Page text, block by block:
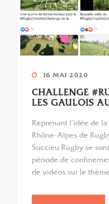
16 MAI 2020
CHALLENGE
LES GAULOIS
Reprenant l’idée de
Rhône-Alpes de
Succieu Rugby se
période de
de vidéos sur le